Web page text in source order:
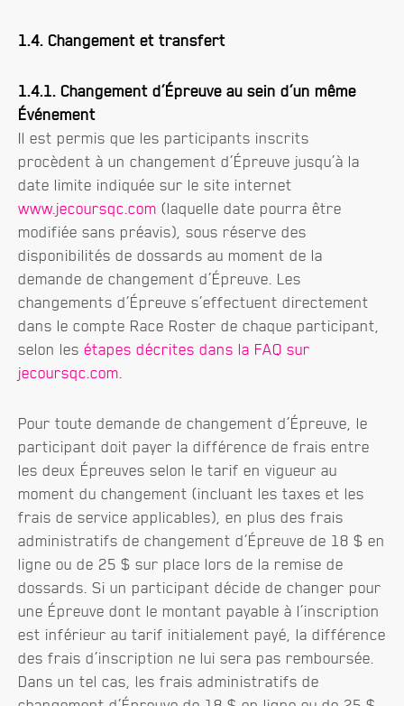
1.4. Changement et transfert
1.4.1. Changement d’Épreuve au sein d’un même
Événement
Il est permis que les participants inscrits
procèdent à un changement d’Épreuve jusqu’à la
date limite indiquée sur le site internet
www.jecoursqc.com (laquelle date pourra être
modifiée sans préavis), sous réserve des
disponibilités de dossards au moment de la
demande de changement d’Épreuve. Les
changements d’Épreuve s’effectuent directement
dans le compte Race Roster de chaque participant,
selon les étapes décrites dans la FAQ sur
jecoursqc.com
Pour toute demande de changement d’Épreuve, le
participant doit payer la différence de frais entre
les deux Épreuves selon le tarif en vigueur au
moment du changement (incluant les taxes et les
frais de service applicables), en plus des frais
administratifs de changement d’Épreuve de 18 $ en
ligne ou de 25 $ sur place lors de la remise de
dossards. Si un participant décide de changer pour
une Épreuve dont le montant payable à l’inscription
est inférieur au tarif initialement payé, la différence
des frais d’inscription ne lui sera pas remboursée.
Dans un tel cas, les frais administratifs de